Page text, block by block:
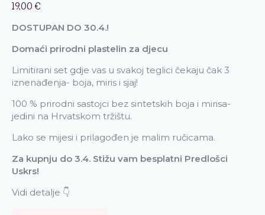
19,00 €
DOSTUPAN DO 30.4.!
Domaći prirodni plastelin za djecu
Limitirani set gdje vas u svakoj teglici čekaju čak 3
iznenađenja- boja, miris i sjaj!
100 % prirodni sastojci bez sintetskih boja i mirisa-
jedini na Hrvatskom tržištu.
Lako se mijesi i prilagođen je malim ručicama.
Za kupnju do 3.4. Stižu vam besplatni Predlošci
Uskrs!
Vidi detalje 👇